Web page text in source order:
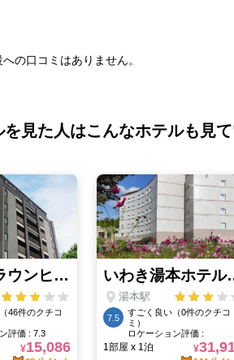
の口コミはありません。
を見た人はこんなホテルも見